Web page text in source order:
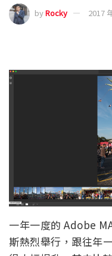
byRocky 2017
一年一度的 Adobe
斯熱烈舉行，跟往年